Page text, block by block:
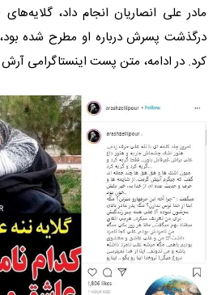
مادر علی انصاریان انجام داد،
درگذشت پسرش درباره او مطرح شده
کرد. در ادامه، متن پست اینستاگرامی